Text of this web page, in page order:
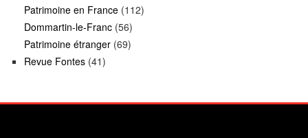
Patrimoine en France (112)
Dommartin-le-Franc (56)
Patrimoine étranger (69)
Revue Fontes (41)